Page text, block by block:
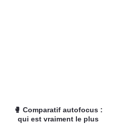
🥊 Comparatif autofocus :
qui est vraiment le plus